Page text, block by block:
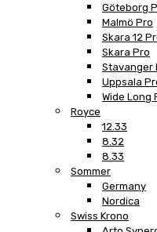
Göteborg
Malmö Pro
Skara 12
Skara Pro
Stavanger
Uppsala
Wide Long
Royce
12.33
8.32
8.33
Sommer
Germany
Nordica
Swiss Krono